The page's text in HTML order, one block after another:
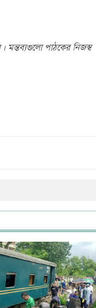
পাঠকের নিজস্ব